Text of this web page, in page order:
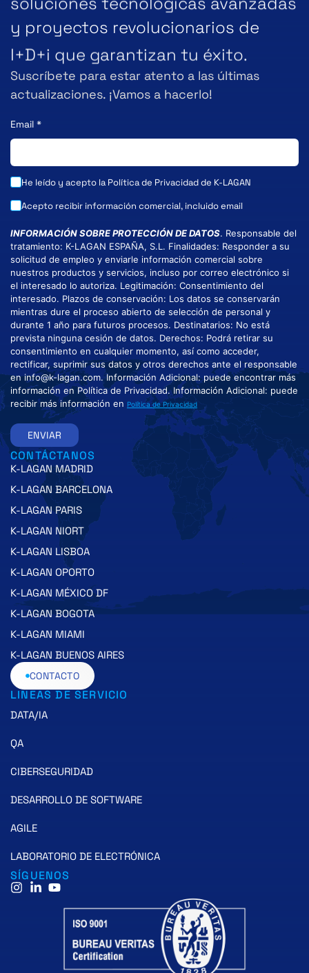
y proyectos revolucionarios de
I+D+i que garantizan tu éxito.
Suscríbete para estar atento a las últimas
actualizaciones. ¡Vamos a hacerlo!
Email *
He leído y acepto laPolítica de Privacidadde K-LAGAN
Acepto recibir información comercial, incluido email
INFORMACIÓN SOBRE PROTECCIÓN DE DATOS. Responsable del
tratamiento: K-LAGAN ESPAÑA, S.L. Finalidades: Responder a su
solicitud de empleo y enviarle información comercial sobre
nuestros productos y servicios, incluso por correo electrónico si
el interesado lo autoriza. Legitimación: Consentimiento del
interesado. Plazos de conservación: Los datos se conservarán
mientras dure el proceso abierto de selección de personal y
durante 1 año para futuros procesos. Destinatarios: No está
prevista ninguna cesión de datos. Derechos: Podrá retirar su
consentimiento en cualquier momento, así como acceder,
rectificar, suprimir sus datos y otros derechos ante el responsable
en info@k-lagan.com. Información Adicional: puede encontrar más
información en Política de Privacidad. Información Adicional: puede
recibir más información en Política de Privacidad
ENVIAR
CONTÁCTANOS
K-LAGAN MADRID
K-LAGAN BARCELONA
K-LAGAN PARIS
K-LAGAN NIORT
K-LAGAN LISBOA
K-LAGAN OPORTO
K-LAGAN MÉXICO DF
K-LAGAN BOGOTA
K-LAGAN MIAMI
K-LAGAN BUENOS AIRES
CONTACTO
LINEAS DE SERVICIO
DATA/IA
QA
CIBERSEGURIDAD
DESARROLLO DE SOFTWARE
AGILE
LABORATORIO DE ELECTRÓNICA
SÍGUENOS